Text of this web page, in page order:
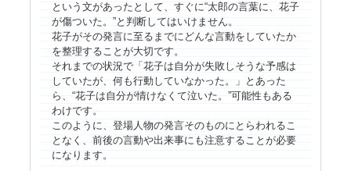
という文があったとして、すぐに“太郎の言葉に、花子
が傷ついた。”と判断してはいけません。
花子がその発言に至るまでにどんな言動をしていたか
を整理することが大切です。
それまでの状況で「花子は自分が失敗しそうな予感は
していたが、何も行動していなかった。」とあった
ら、“花子は自分が情けなくて泣いた。”可能性もある
わけです。
このように、登場人物の発言そのものにとらわれるこ
となく、前後の言動や出来事にも注意することが必要
になります。